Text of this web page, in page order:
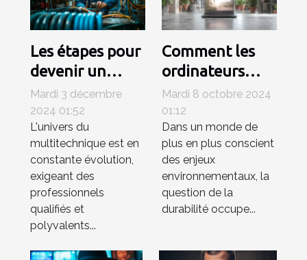
Les étapes pour
devenir un
technicien
multitechnique
compétent
Mardi 3 décembre
2024 01:52
L'univers du
multitechnique est en
constante évolution,
exigeant des
professionnels
qualifiés et
polyvalents...
Comment les
ordinateurs
portables
reconditionnés
contribuent à
un avenir
durable
Mardi 8 octobre 2024
01:12
Dans un monde de
plus en plus conscient
des enjeux
environnementaux, la
question de la
durabilité occupe...